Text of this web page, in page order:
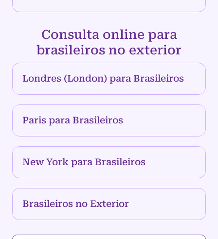
Consulta online para
brasileiros no exterior
Londres (London) para Brasileiros
Paris para Brasileiros
New York para Brasileiros
Brasileiros no Exterior